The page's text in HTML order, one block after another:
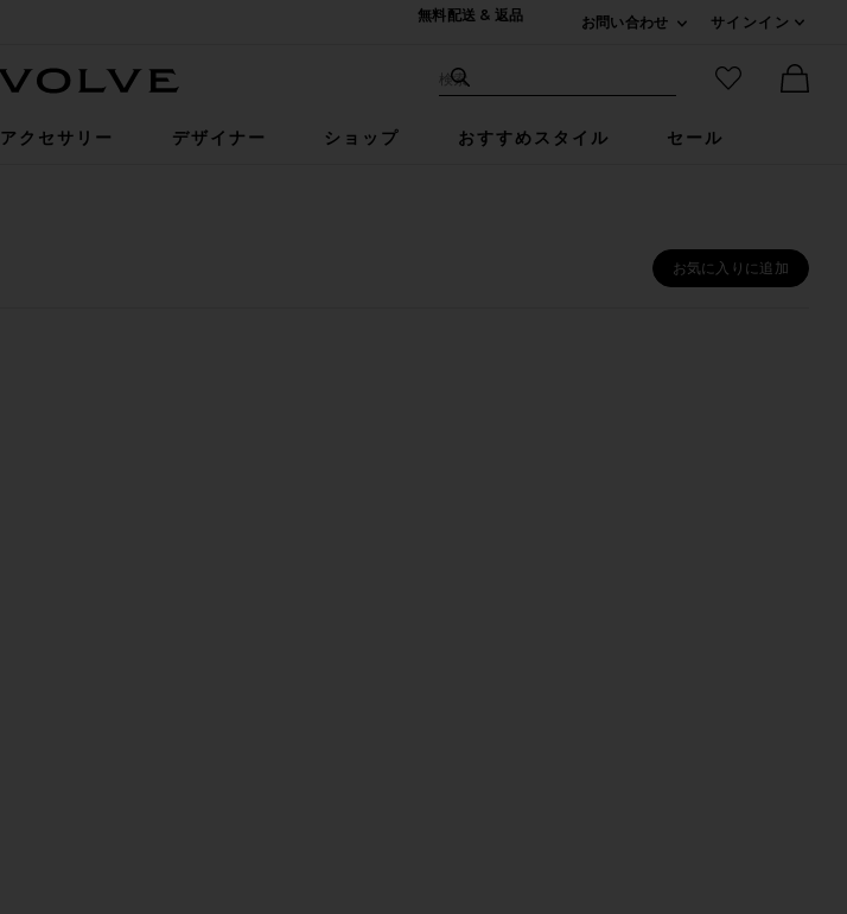
無料配送 & 返品
お問い合わせ
サインイン
サイト検索
検索
お気に入り
アクセサリー デザイナー ショップ おすすめスタイル セール
お気に入りに追加